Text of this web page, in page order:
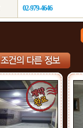
02-979-4646